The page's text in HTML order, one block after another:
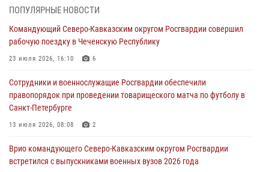
«Я расскажу вам о Герое»: подвиг Героя России Сергея Перца
09 августа 2026, 11:00
Росгвардейцы в зоне СВО передали подарки детям и помогли
09 августа 2026, 09:00
В Чеченской Республике пожарные расчеты Росгвардии и МЧС
отработали межведомственное взаимодействие
В Центральных регионах России продолжается ведомственная
ПОПУЛЯРНЫЕ НОВОСТИ
Командующий Северо-Кавказским округом Росгвардии совершил
рабочую поездку в Чеченскую Республику
23 июля 2026, 16:10 6
Сотрудники и военнослужащие Росгвардии обеспечили
правопорядок при проведении товарищеского матча по футболу в
Санкт-Петербурге
13 июля 2026, 08:08 2
Врио командующего Северо-Кавказским округом Росгвардии
встретился с выпускниками военных вузов 2026 года